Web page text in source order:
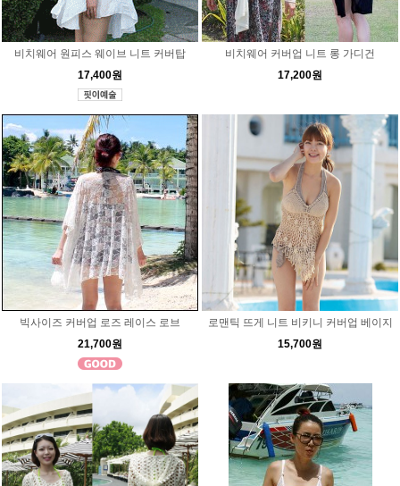
비치웨어 원피스 웨이브 니트 커버탑
17,400원
비치웨어 커버업 니트 롱 가디건
17,200원
빅사이즈 커버업 로즈 레이스 로브
21,700원
로맨틱 뜨게 니트 비키니 커버업 베이지
15,700원